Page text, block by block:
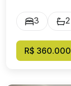
3 2
R$ 360.000